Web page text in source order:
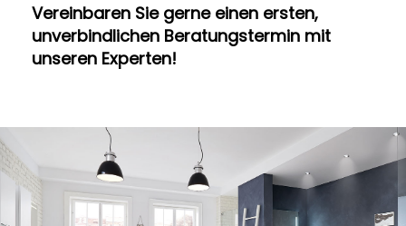
Vereinbaren Sie gerne einen ersten,
unverbindlichen Beratungstermin mit
unseren Experten!